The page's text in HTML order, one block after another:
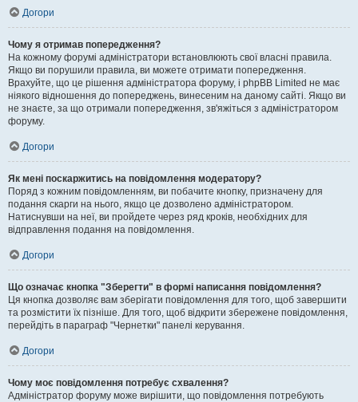
Догори
Чому я отримав попередження?
На кожному форумі адміністратори встановлюють свої власні правила.
Якщо ви порушили правила, ви можете отримати попередження.
Врахуйте, що це рішення адміністратора форуму, і phpBB Limited не має
ніякого відношення до попереджень, винесеним на даному сайті. Якщо ви
не знаєте, за що отримали попередження, зв'яжіться з адміністратором
форуму.
Догори
Як мені поскаржитись на повідомлення модератору?
Поряд з кожним повідомленням, ви побачите кнопку, призначену для
подання скарги на нього, якщо це дозволено адміністратором.
Натиснувши на неї, ви пройдете через ряд кроків, необхідних для
відправлення подання на повідомлення.
Догори
Що означає кнопка "Зберегти" в формі написання повідомлення?
Ця кнопка дозволяє вам зберігати повідомлення для того, щоб завершити
та розмістити їх пізніше. Для того, щоб відкрити збережене повідомлення,
перейдіть в параграф "Чернетки" панелі керування.
Догори
Чому моє повідомлення потребує схвалення?
Адміністратор форуму може вирішити, що повідомлення потребують